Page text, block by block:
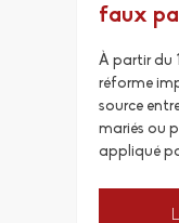
faux
À partir du
réforme
source
mariés ou
appliqué